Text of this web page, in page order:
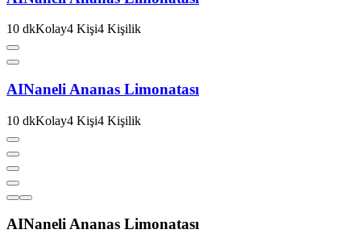
10 dkKolay4 Kişi4 Kişilik
AINaneli Ananas Limonatası
10 dkKolay4 Kişi4 Kişilik
AINaneli Ananas Limonatası